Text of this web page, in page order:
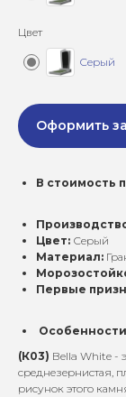
Цвет
Серый
Оформить
В стоимость
Цвет: Серый
Материал:
Первые
(К03) Bella White -
среднезернистая,
рисунок этого